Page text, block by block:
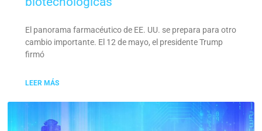
El panorama farmacéutico de EE. UU. se prepara para otro
cambio importante. El 12 de mayo, el presidente Trump
firmó
LEER MÁS